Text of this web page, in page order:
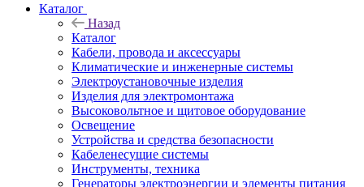
Каталог
Назад
Каталог
Кабели, провода и аксессуары
Климатические и инженерные системы
Электроустановочные изделия
Изделия для электромонтажа
Высоковольтное и щитовое оборудование
Освещение
Устройства и средства безопасности
Кабеленесущие системы
Инструменты, техника
Генераторы электроэнергии и элементы питания